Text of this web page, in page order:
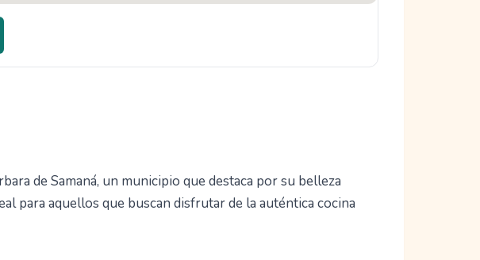
de Samaná, un municipio que destaca por su belleza
para aquellos que buscan disfrutar de la auténtica cocina